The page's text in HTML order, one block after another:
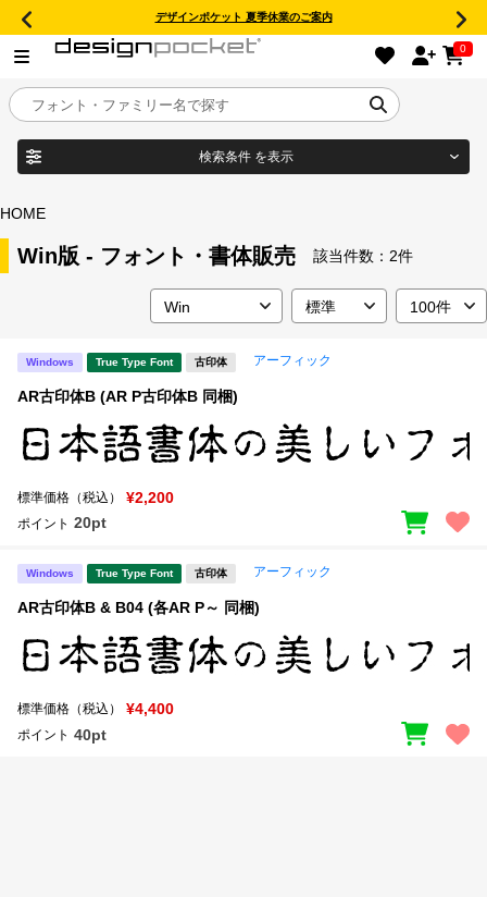
デザインポケット 夏季休業のご案内
0
目的別フォントガイド
年間ライセンス商品
キャンペーン一覧
新着一覧
マイページ
お気に入り
検索条件 を表示
フォント形式
宋朝体
教科書体 行書体
HOME
Win版 - フォント・書体販売 該当件数： 2件
Windows True Type Font 古印体 アーフィック
AR古印体B (AR P古印体B 同梱)
標準価格（税込） ¥2,200
ポイント 20pt
Windows True Type Font 古印体 アーフィック
AR古印体B & B04 (各AR P～ 同梱)
標準価格（税込） ¥4,400
ポイント 40pt